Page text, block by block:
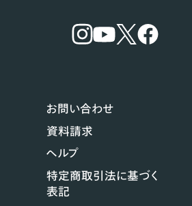
お問い合わせ
資料請求
ヘルプ
特定商取引法に基づく
表記